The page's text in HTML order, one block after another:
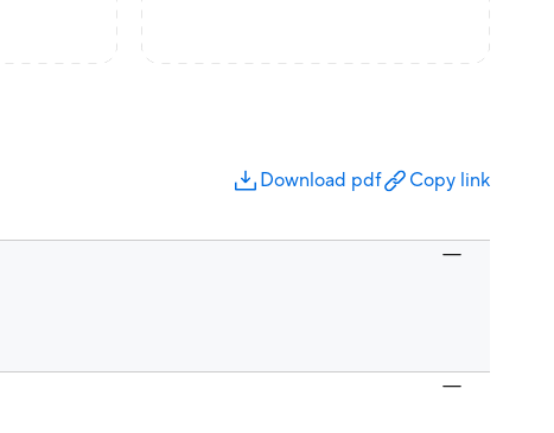
Download pdf Copy link